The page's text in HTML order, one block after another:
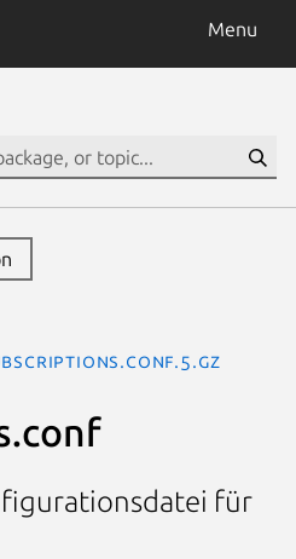
Menu
für